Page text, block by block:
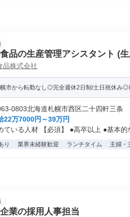
品の生産管理アシスタント (
品株式会社
市から転勤なし◎完全週休2日制/土日祝休み◎
0803北海道札幌市西区二十四軒三条
22万7000円～39万円
ている人材 【必須】 ●高卒以上 ●基本的
り 業界未経験歓迎 ランチタイム 主婦・
業の採用人事担当